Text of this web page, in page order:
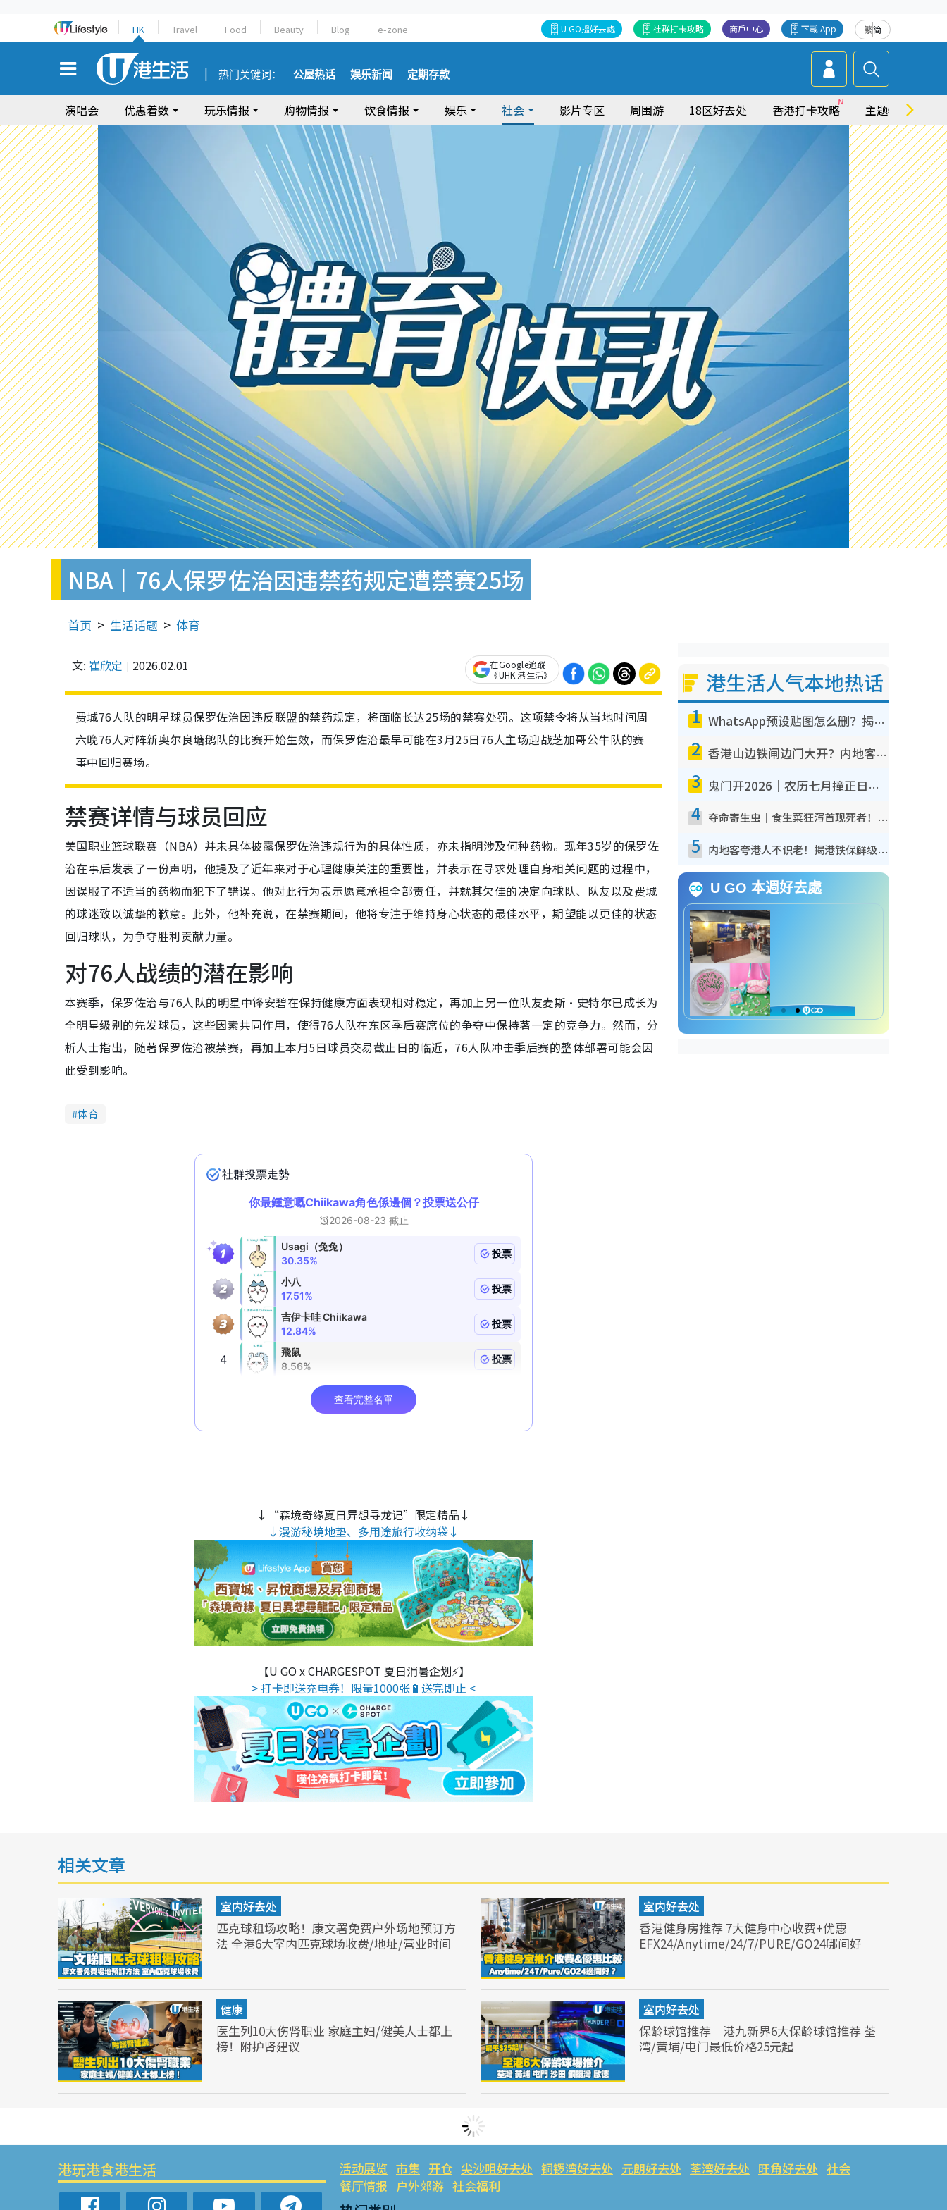
HK Travel Food Beauty Blog e-zone 繁简
下載 App
商戶中心
社群打卡攻略
U GO搵好去處
热门关键词： 公屋热话 娱乐新闻 定期存款
演唱会 优惠着数 玩乐情报 购物情报 饮食情报 娱乐 社会 影片专区 周围游 18区好去处 香港打卡攻略 主题特集
NBA｜76人保罗佐治因违禁药规定遭禁赛25场
首页 生活话题 体育
文: 崔欣定 2026.02.01
在Google追蹤
《UHK 港生活》
费城76人队的明星球员保罗佐治因违反联盟的禁药规定，将面临长达25场的禁赛处罚。这项禁令将从当地时间周
六晚76人对阵新奥尔良塘鹅队的比赛开始生效，而保罗佐治最早可能在3月25日76人主场迎战芝加哥公牛队的赛
事中回归赛场。
禁赛详情与球员回应
美国职业篮球联赛（NBA）并未具体披露保罗佐治违规行为的具体性质，亦未指明涉及何种药物。现年35岁的保罗佐
治在事后发表了一份声明，他提及了近年来对于心理健康关注的重要性，并表示在寻求处理自身相关问题的过程中，
因误服了不适当的药物而犯下了错误。他对此行为表示愿意承担全部责任，并就其欠佳的决定向球队、队友以及费城
的球迷致以诚挚的歉意。此外，他补充说，在禁赛期间，他将专注于维持身心状态的最佳水平，期望能以更佳的状态
回归球队，为争夺胜利贡献力量。
对76人战绩的潜在影响
本赛季，保罗佐治与76人队的明星中锋安碧在保持健康方面表现相对稳定，再加上另一位队友麦斯·史特尔已成长为
全明星级别的先发球员，这些因素共同作用，使得76人队在东区季后赛席位的争夺中保持著一定的竞争力。然而，分
析人士指出，随著保罗佐治被禁赛，再加上本月5日球员交易截止日的临近，76人队冲击季后赛的整体部署可能会因
此受到影响。
体育
↓“森境奇缘夏日异想寻龙记”限定精品↓
↓漫游秘境地垫、多用途旅行收纳袋↓
【U GO x CHARGESPOT 夏日消暑企划⚡】
> 打卡即送充电券！限量1000张🔋送完即止 <
港生活人气本地热话
1 WhatsApp预设贴图怎么删？揭秘1招“反向操作”还原简洁界面 附3步实测教程
2 香港山边铁闸边门大开？内地客困惑意义何在！网友神回复：这种叫法理性防御
3 鬼门开2026｜农历七月撞正日全食特别邪？专家警告切忌做一事！揭4大禁忌+2招保平安
4 夺命寄生虫｜食生菜狂泻首现死者！疫潮恶化录1.8万宗病例 揭洗菜3大谬误
5 内地客夸港人不识老！揭港铁保鲜级冷气 港人求放过：别投诉
U GO 本週好去處
相关文章
室内好去处
匹克球租场攻略！康文署免费户外场地预订方
法 全港6大室内匹克球场收费/地址/营业时间
室内好去处
香港健身房推荐 7大健身中心收费+优惠
EFX24/Anytime/24/7/PURE/GO24哪间好
健康
医生列10大伤肾职业 家庭主妇/健美人士都上
榜！附护肾建议
室内好去处
保龄球馆推荐︱港九新界6大保龄球馆推荐 荃
湾/黄埔/屯门最低价格25元起
港玩港食港生活 活动展览 市集 开仓 尖沙咀好去处 铜锣湾好去处 元朗好去处 荃湾好去处 旺角好去处 社会
餐厅情报 户外郊游 社会福利